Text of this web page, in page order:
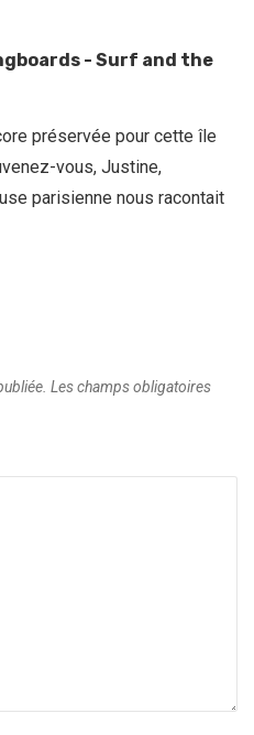
- Surf and the
préservée pour cette île
vous, Justine,
parisienne nous racontait
Les champs obligatoires